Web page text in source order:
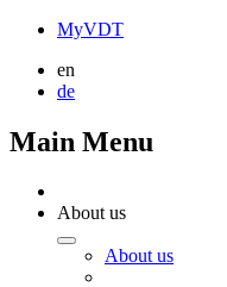
MyVDT
en
de
Main Menu
About us
About us